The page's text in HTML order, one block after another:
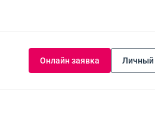
Онлайн заявка Личный